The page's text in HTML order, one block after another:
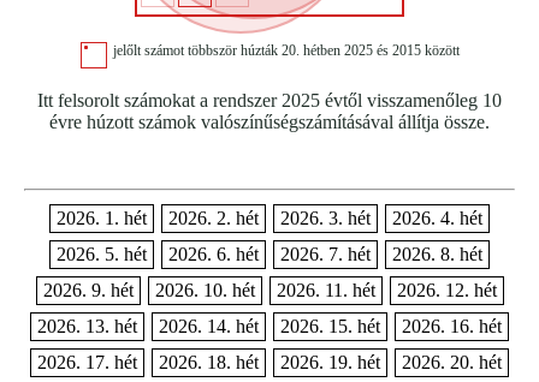
jelőlt számot többször húzták 20. hétben 2025 és 2015 között
Itt felsorolt számokat a rendszer 2025 évtől visszamenőleg 10
évre húzott számok valószínűségszámításával állítja össze.
2026. 1. hét 2026. 2. hét 2026. 3. hét
2026. 4. hét
2026. 5. hét
2026. 6. hét 2026. 7. hét
2026. 8. hét
2026. 9. hét
2026. 10. hét 2026. 11. hét
2026. 12. hét
2026. 13. hét
2026. 14. hét 2026. 15. hét
2026. 16. hét
2026. 17. hét
2026. 18. hét 2026. 19. hét
2026. 20. hét